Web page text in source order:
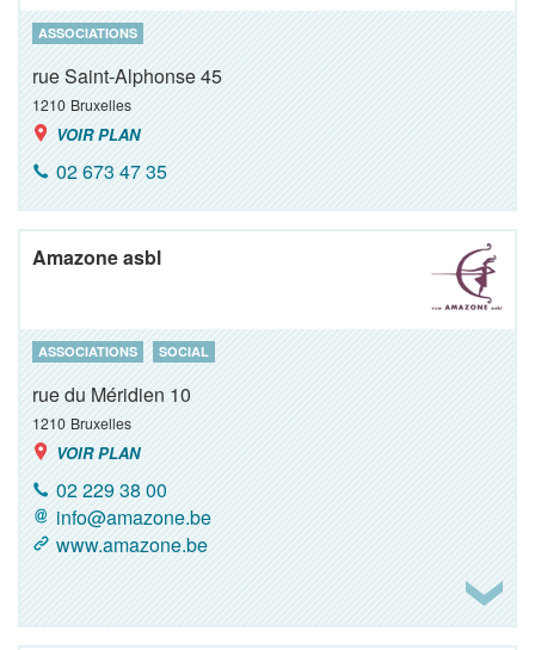
ASSOCIATIONS
rue Saint-Alphonse 45
1210 Bruxelles
VOIR PLAN
02 673 47 35
Amazone asbl
ASSOCIATIONS SOCIAL
rue du Méridien 10
1210 Bruxelles
VOIR PLAN
02 229 38 00
info@amazone.be
www.amazone.be